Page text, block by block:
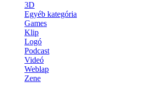
3D
Egyéb kategória
Games
Klip
Logó
Podcast
Videó
Weblap
Zene